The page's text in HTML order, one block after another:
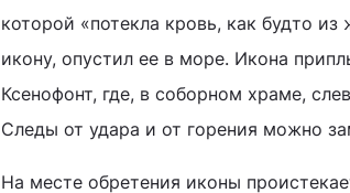
которой «потекла кровь, как будто
икону, опустил ее в море. Икона
Ксенофонт, где, в соборном храме,
Следы от удара и от горения можно
На месте обретения иконы